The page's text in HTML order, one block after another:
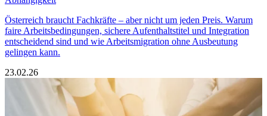
Österreich braucht Fachkräfte – aber nicht um jeden Preis. Warum
faire Arbeitsbedingungen, sichere Aufenthaltstitel und Integration
entscheidend sind und wie Arbeitsmigration ohne Ausbeutung
gelingen kann.
23.02.26